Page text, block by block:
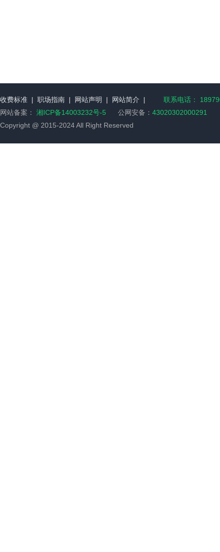
收费标准 | 职场指南 | 网站声明 | 网站简介 |
联系电话：
网站备案： 湘ICP备14003232号-5 公网安备： 43020302000291
Copyright @ 2015-2024 All Right Reserved